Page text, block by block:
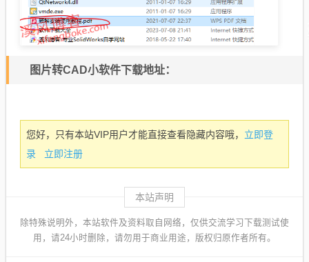
图片转CAD小软件下载地址：
您好，只有本站VIP用户才能直接查看隐藏内容哦， 立即登
录
立即注册
本站声明
除特殊说明外，本站软件及资料取自网络，仅供交流学习下载测试使
用，请24小时删除，请勿用于商业用途，版权归原作者所有。